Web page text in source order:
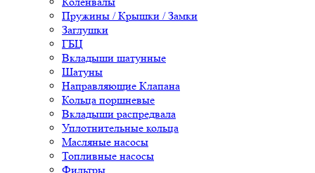
Пружины / Крышки / Замки
Заглушки
ГБЦ
Вкладыши шатунные
Шатуны
Направляющие Клапана
Кольца поршневые
Вкладыши распредвала
Уплотнительные кольца
Масляные насосы
Топливные насосы
Фильтры